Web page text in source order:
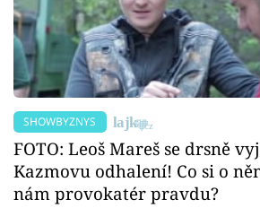
SHOWBYZNYS
FOTO: Leoš Mareš se drsně
Kazmovu odhalení! Co si o
nám provokatér pravdu?